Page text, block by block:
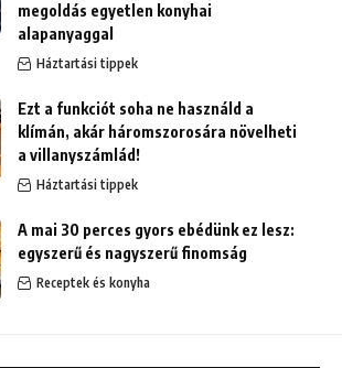
megoldás egyetlen konyhai
alapanyaggal
Háztartási tippek
Ezt a funkciót soha ne használd a
klímán, akár háromszorosára növelheti
a villanyszámlád!
Háztartási tippek
A mai 30 perces gyors ebédünk ez lesz:
egyszerű és nagyszerű finomság
Receptek és konyha